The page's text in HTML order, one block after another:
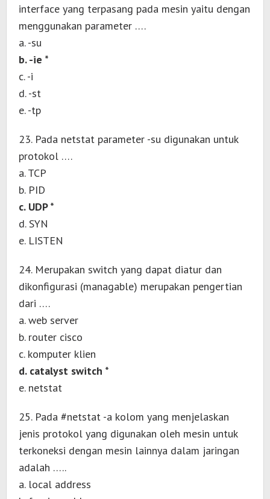
interface yang terpasang pada mesin yaitu dengan
menggunakan parameter ….
a. -su
b. -ie *
c. -i
d. -st
e. -tp
23. Pada netstat parameter -su digunakan untuk
protokol ….
a. TCP
b. PID
c. UDP *
d. SYN
e. LISTEN
24. Merupakan switch yang dapat diatur dan
dikonfigurasi (managable) merupakan pengertian
dari ….
a. web server
b. router cisco
c. komputer klien
d. catalyst switch *
e. netstat
25. Pada #netstat -a kolom yang menjelaskan
jenis protokol yang digunakan oleh mesin untuk
terkoneksi dengan mesin lainnya dalam jaringan
adalah …..
a. local address